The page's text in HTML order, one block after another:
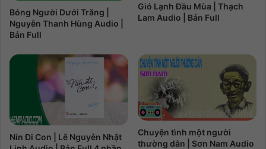
Bóng Người Dưới Trăng |
Nguyễn Thanh Hùng Audio |
Bản Full
Gió Lạnh Đầu Mùa | Thạch
Lam Audio | Bản Full
Nín Đi Con | Lê Nguyễn Nhật
Chuyện tình một người
thường dân | Sơn Nam Audio